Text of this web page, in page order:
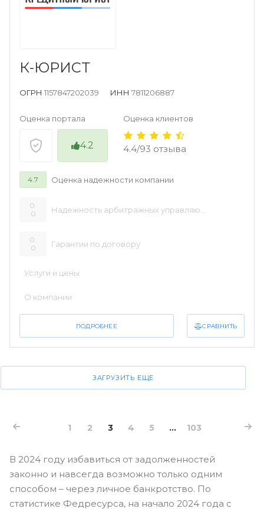
СРАВНИТЬ
К-ЮРИСТ
ОГРН 1157847202039 ИНН 7811206887
Оценка портала
4.2
Оценка клиентов
4.4/93 отзыва
4.7 Оценка надежности компании
0.
0
0.
0
Гарантии по договору
Услуги и цены
О компании
ПОДРОБНЕЕ
ЗАГРУЗИТЬ ЕЩЕ
1 2 3 4 5 ... 103
В 2024 году избавиться от задолженностей
законно и навсегда возможно только одним
способом – через личное банкротство. По
статистике Федресурса, на начало 2024 года с